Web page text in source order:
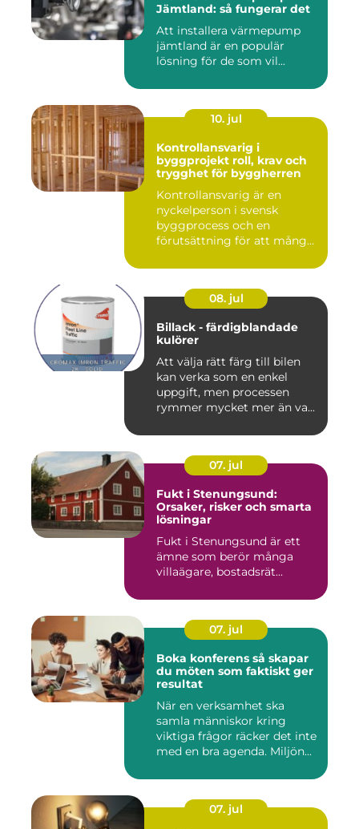
Jämtland: så fungerar det
Att installera värmepump
jämtland är en populär
lösning för de som vil...
10. jul
Kontrollansvarig i
byggprojekt roll, krav och
trygghet för byggherren
Kontrollansvarig är en
nyckelperson i svensk
byggprocess och en
förutsättning för att många
08. jul
Billack - färdigblandade
kulörer
Att välja rätt färg till bilen
kan verka som en enkel
uppgift, men processen
rymmer mycket mer än va...
07. jul
Fukt i Stenungsund:
Orsaker, risker och smarta
lösningar
Fukt i Stenungsund är ett
ämne som berör många
villaägare, bostadsrät...
07. jul
Boka konferens så skapar
du möten som faktiskt ger
resultat
När en verksamhet ska
samla människor kring
viktiga frågor räcker det inte
med en bra agenda. Miljön...
07. jul